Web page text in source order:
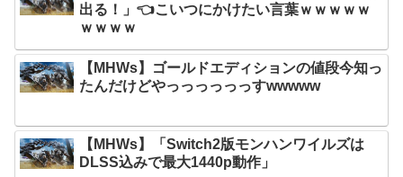
出る！」👈こいつにかけたい言葉ｗｗｗｗｗ
ｗｗｗｗ
【MHWs】ゴールドエディションの値段今知っ
たんだけどやっっっっっっすwwwww
【MHWs】「Switch2版モンハンワイルズは
DLSS込みで最大1440p動作」